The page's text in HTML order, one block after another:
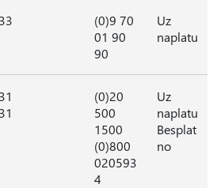
(0)9 70
01 90
90
Uz
naplatu
(0)20
500
1500
(0)800
020593
4
Uz
naplatu
Besplat
no